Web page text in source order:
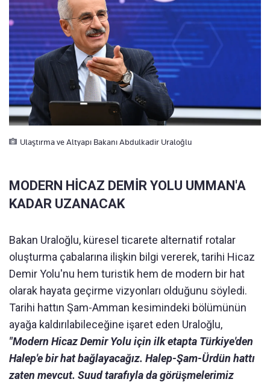
Ulaştırma ve Altyapı Bakanı Abdulkadir Uraloğlu
MODERN HİCAZ DEMİR YOLU UMMAN'A
KADAR UZANACAK
Bakan Uraloğlu, küresel ticarete alternatif rotalar
oluşturma çabalarına ilişkin bilgi vererek, tarihi Hicaz
Demir Yolu'nu hem turistik hem de modern bir hat
olarak hayata geçirme vizyonları olduğunu söyledi.
Tarihi hattın Şam-Amman kesimindeki bölümünün
ayağa kaldırılabileceğine işaret eden Uraloğlu,
"Modern Hicaz Demir Yolu için ilk etapta Türkiye'den
Halep'e bir hat bağlayacağız. Halep-Şam-Ürdün hattı
zaten mevcut. Suud tarafıyla da görüşmelerimiz